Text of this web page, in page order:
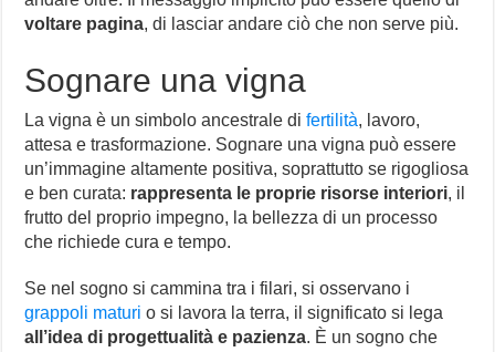
voltare pagina, di lasciar andare ciò che non serve più.
Sognare una vigna
La vigna è un simbolo ancestrale difertilità, lavoro,
attesa e trasformazione. Sognare una vigna può essere
un’immagine altamente positiva, soprattutto se rigogliosa
e ben curata: rappresenta le proprie risorse interiori, il
frutto del proprio impegno, la bellezza di un processo
che richiede cura e tempo.
Se nel sogno si cammina tra i filari, si osservano i
grappoli maturi o si lavora la terra, il significato si lega
all’idea di progettualità e pazienza. È un sogno che